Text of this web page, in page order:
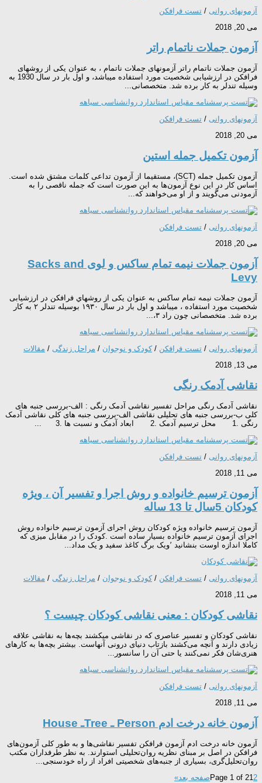
آزمونهای روانی / تست فرافکن
می 20, 2018
آزمون جملات ناتمام راتر
آزمون جملات ناتمام راتر آزمون‎های جملات ناتمام ، به عنوان یکی از روش‎های
فرافکن در ارزشیابی شخصیت مورد استفاده می‎باشد، و اول بار در سال 1930 به
وسیله تندلر به کار برده شد. متخصصانی...
آزمونهای روانی / تست فرافکن
می 20, 2018
آزمون تکمیل جمله استین
آزمون تکمیل جمله (SCT)، مستقیما از آزمون تداعی کلمات مشتق شده است.
اساس کار در این نوع آزمون‌ها به این صورت است که جمله ناقصی را به
آزمودنی می‌گویند و از او می‌خواهند که...
آزمونهای روانی / تست فرافکن
می 20, 2018
آزمون جملات نیمه تمام ساکس و لوی Sacks and
Levy
آزمون جملات نیمه تمام ساکس به عنوان یکی از روشهاي فرافکن در ارزشیابی
شخصیت مورد استفاده ، میباشد و اول بار در سال ۱۹۳۰ بوسیله تندلر ۲ به کار
برده شد. متخصصانی چون راد ۳،...
آزمونهای روانی / تست فرافکن /کودک و نوجوان / مراحل زندگی / مقالات
می 13, 2018
نقاشی آدمک رنگی
نقاشی آدمک رنگی مراحل تفسیر نقاشی آدمک رنگی : الف-بررسی جنبه های
کلی ب-بررسی جنبه های تحلیلی نقاشی الف-بررسی جنبه های کلی نقاشی آدمک
رنگی .1 محل ترسیم آدمک .2 ابعاد آدمک و نسبت ها .3 ...
آزمونهای روانی / تست فرافکن
می 11, 2018
آزمون ترسیم خانواده و روش اجرا و تفسیر آن ، ویژه
کودکان 5سال تا 13 ساله
آزمون ترسیم خانواده ویژه کودکان روش اجرای آزمون ترسیم خانواده روش
اجرای آزمون ترسیم خانواده بسیار ساده است .کودک را در مقابل میزی که
کاملا اندازه اوست بنشانید ٬ویک برگ کاغذ سفید و یک مداد...
آزمونهای روانی / تست فرافکن /کودک و نوجوان / مراحل زندگی / مقالات
می 11, 2018
نقاشی کودکان : معنی نقاشی کودکان چیست ؟
نقاشی کودکان و تفسیر عناصری که در نقاشی میکشند بچه‌ها به نقاشی علاقه
زیادی دارند و آنچه می‌کشند بازتاب دنیای درونی آنهاست. بیشتر بچه‌ها به کارهای
هنری‌شان فکر نمی‌کنند یا حتی آن را سانسور...
آزمونهای روانی / تست فرافکن
می 11, 2018
آزمون خانه درخت ادم Person ـ Treeـ House
آزمون خانه درخت ادم آزمون فرافکن تفسیر نقاشی‌ها و به طور کلی آزمون‌های
فرافکن در اصل بر مبنای نظریه روان‌تحلیلی استوارند. به نظر طرفداران مکتب
روان‌تحلیل‌گری، بسیاری از جنبه‌های شخصیتی افراد از راه خودسنجی...
Page 1 of 212 صفحه بعد»